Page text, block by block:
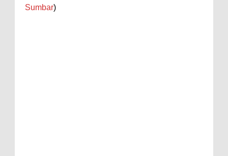
Sumbar)